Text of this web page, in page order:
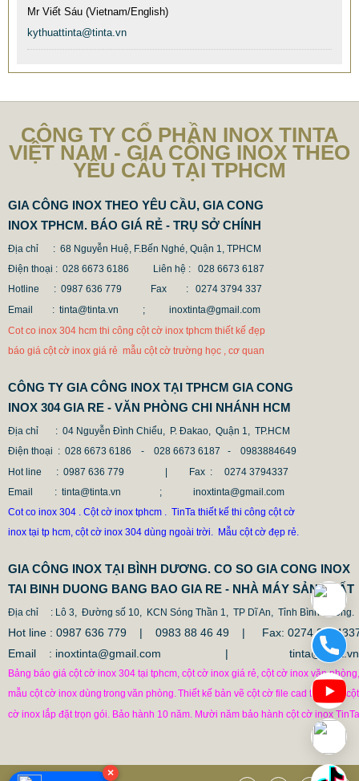
×
MẪU CỘT CỜ INOX ĐẸP GIÁ RẺ
Mẫu: MAU COT CO INOX 304
CỘT INOX 304 NÂNG HẠ
685.700 VNĐ 865.700 VNĐ
Mẫu: COT INOX 304 SUS
Mr Viết Sáu (Vietnam/English)
kythuattinta@tinta.vn
CÔNG TY CỔ PHẦN INOX TINTA
VIỆT NAM - GIA CÔNG INOX THEO
YÊU CẦU TẠI TPHCM
GIA CÔNG INOX THEO YÊU CẦU, GIA CONG
INOX TPHCM. BÁO GIÁ RẺ - TRỤ SỞ CHÍNH
Địa chỉ : 68 Nguyễn Huệ, F.Bến Nghé, Quận 1, TPHCM
Điện thoại : 028 6673 6186
Liên hệ : 028 6673 6187
Hotline : 0987 636 779 Fax
: 0274 3794 337
Email : tinta@tinta.vn ;
inoxtinta@gmail.com
Cot co inox 304 hcm thi công cột cờ inox tphcm thiết kế đẹp
báo giá cột cờ inox giá rẻ mẫu cột cờ trường học , cơ quan
CÔNG TY GIA CÔNG INOX TẠI TPHCM GIA CONG
INOX 304 GIA RE - VĂN PHÒNG CHI NHÁNH HCM
Địa chỉ
: 04 Nguyễn Đình Chiểu, P. Đakao, Quận 1, TP.HCM
Điện thoại : 028 6673 6186 - 028 6673 6187 -
0983884649
Hot line
: 0987 636 779 | Fax :
0274 3794337
Email
: tinta@tinta.vn ; inoxtinta@gmail.com
Cot co inox 304 . Cột cờ inox tphcm . TinTa thiết kế thi công cột cờ
inox tại tp hcm, cột cờ inox 304 dùng ngoài trời. Mẫu cột cờ đẹp rẻ.
GIA CÔNG INOX TẠI BÌNH DƯƠNG. CO SO GIA CONG INOX
TAI BINH DUONG BANG BAO GIA RE - NHÀ MÁY SẢN XUẤT
Địa chỉ : Lô 3, Đường số 10, KCN Sóng Thần 1, TP Dĩ An, Tỉnh Bình Duong.
Hot line : 0987 636 779 | 0983 88 46 49 |
Fax:
Email : inoxtinta@gmail.com | tinta@tinta.vn
Bảng báo giá cột cờ inox 304 tại tphcm, cột cờ inox giá rẻ, cột cờ inox văn phòng,
mẫu cột cờ inox dùng trong văn phòng.Thiết kế bản vẽ cột cờ file cad thi công cột
cờ inox lắp đặt trọn gói. Bảo hành 10 năm. Mười năm bảo hành cột cờ inox